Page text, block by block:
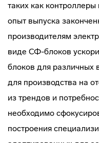
таких как
опыт выпуска
производителям
виде СФ-блоков
блоков для различных
для производства на
из трендов и
необходимо
построения